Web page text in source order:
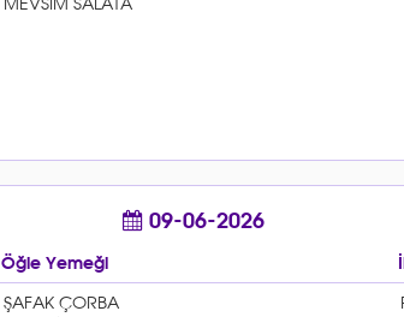
09-06-2026
Öğle Yemeği